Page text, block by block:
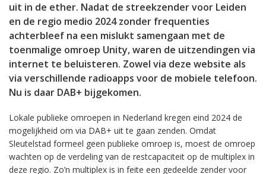
uit in de ether. Nadat de streekzender voor Leiden
en de regio medio 2024 zonder frequenties
achterbleef na een mislukt samengaan met de
toenmalige omroep Unity, waren de uitzendingen via
internet te beluisteren. Zowel via deze website als
via verschillende radioapps voor de mobiele telefoon.
Nu is daar DAB+ bijgekomen.
Lokale publieke omroepen in Nederland kregen eind 2024 de
mogelijkheid om via DAB+ uit te gaan zenden. Omdat
Sleutelstad formeel geen publieke omroep is, moest de omroep
wachten op de verdeling van de restcapaciteit op de multiplex in
deze regio. Zo’n multiplex is in feite een gedeelde zender voor